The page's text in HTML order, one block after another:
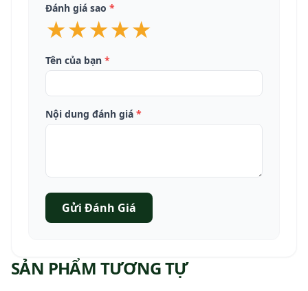
Đánh giá sao *
★
★
★
★
★
Tên của bạn *
Nội dung đánh giá *
Gửi Đánh Giá
SẢN PHẨM TƯƠNG TỰ